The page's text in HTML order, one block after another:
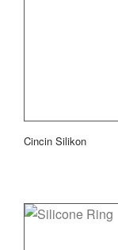
Cincin Silikon